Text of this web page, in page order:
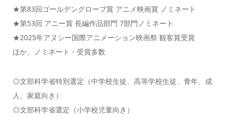
★第83回ゴールデングローブ賞 アニメ映画賞 ノミネート
★第53回 アニー賞 長編作品部門 7部門ノミネート
★2025年アヌシー国際アニメーション映画祭 観客賞受賞
ほか、ノミネート・受賞多数
◎文部科学省特別選定（中学校生徒、高等学校生徒、青年、成
人、家庭向き）
◎文部科学省選定（小学校児童向き）